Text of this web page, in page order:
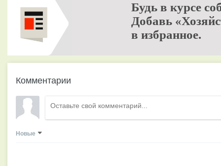
Будь в курсе
Добавь
в избранное.
Комментарии
Новые